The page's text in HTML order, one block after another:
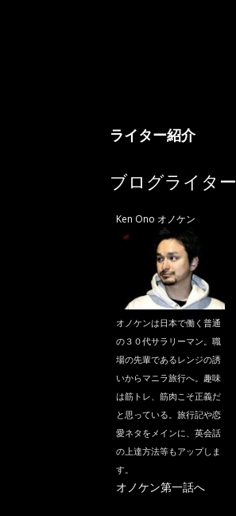
ライター紹介
ブログライター
Ken Ono オノケン
オノケンは日本で働く普通
の３０代サラリーマン。職
場の先輩であるレンジの誘
いからマニラ旅行へ。趣味
は筋トレ、筋肉こそ正義だ
と思っている。旅行記や恋
愛ネタをメインに、英会話
の上達方法等もアップしま
す。
オノケン第一話へ